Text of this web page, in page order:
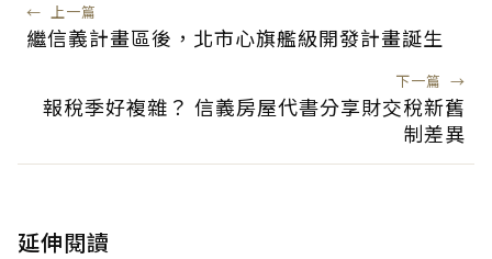
← 上一篇
繼信義計畫區後，北市心旗艦級開發計畫誕生
下一篇 →
報稅季好複雜？ 信義房屋代書分享財交稅新舊
制差異
延伸閱讀